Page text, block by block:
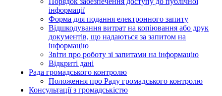
інформації
Форма для подання електронного запиту
Відшкодування витрат на копіювання або друк
документів, що надаються за запитом на
інформацію
Звіти про роботу зі запитами на інформацію
Відкриті дані
Рада громадського контролю
Положення про Раду громадського контролю
Консультації з громадськістю